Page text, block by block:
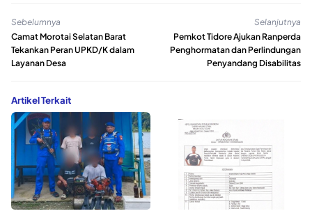
Sebelumnya
Camat Morotai Selatan Barat
Tekankan Peran UPKD/K dalam
Layanan Desa
Selanjutnya
Pemkot Tidore Ajukan Ranperda
Penghormatan dan Perlindungan
Penyandang Disabilitas
Artikel Terkait